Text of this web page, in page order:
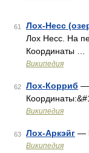
61 Лох-Несс
Лох Несс. На
Координаты …
Википедия
62 Лох-Корриб —
Википедия
63 Лох-Аркэйг —
Википедия